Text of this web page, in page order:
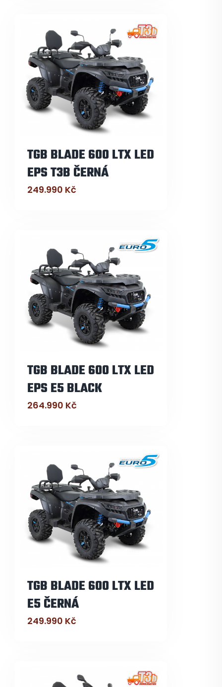
TGB BLADE 600 LTX LED
EPS T3B ČERNÁ
249.990 Kč
TGB BLADE 600 LTX LED
EPS E5 BLACK
264.990 Kč
TGB BLADE 600 LTX LED
E5 ČERNÁ
249.990 Kč